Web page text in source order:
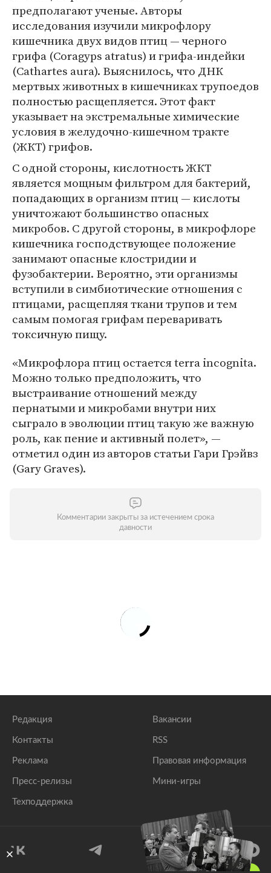
предполагают ученые. Авторы
исследования изучили микрофлору
кишечника двух видов птиц — черного
грифа (Coragyps atratus) и грифа-индейки
(Cathartes aura). Выяснилось, что ДНК
мертвых животных в кишечниках трупоедов
полностью расщепляется. Этот факт
указывает на экстремальные химические
условия в желудочно-кишечном тракте
(ЖКТ) грифов.
С одной стороны, кислотность ЖКТ
является мощным фильтром для бактерий,
попадающих в организм птиц — кислоты
уничтожают большинство опасных
микробов. С другой стороны, в микрофлоре
кишечника господствующее положение
занимают опасные клостридии и
фузобактерии. Вероятно, эти организмы
вступили в симбиотические отношения с
птицами, расщепляя ткани трупов и тем
самым помогая грифам переваривать
токсичную пищу.
«Микрофлора птиц остается terra incognita.
Можно только предположить, что
выстраивание отношений между
пернатыми и микробами внутри них
сыграло в эволюции птиц такую же важную
роль, как пение и активный полет», —
отметил один из авторов статьи Гари Грэйвз
(Gary Graves).
Комментарии закрыты за истечением срока
давности
Редакция
Контакты
Реклама
Пресс-релизы
Техподдержка
Вакансии
RSS
Правовая информация
Мини-игры